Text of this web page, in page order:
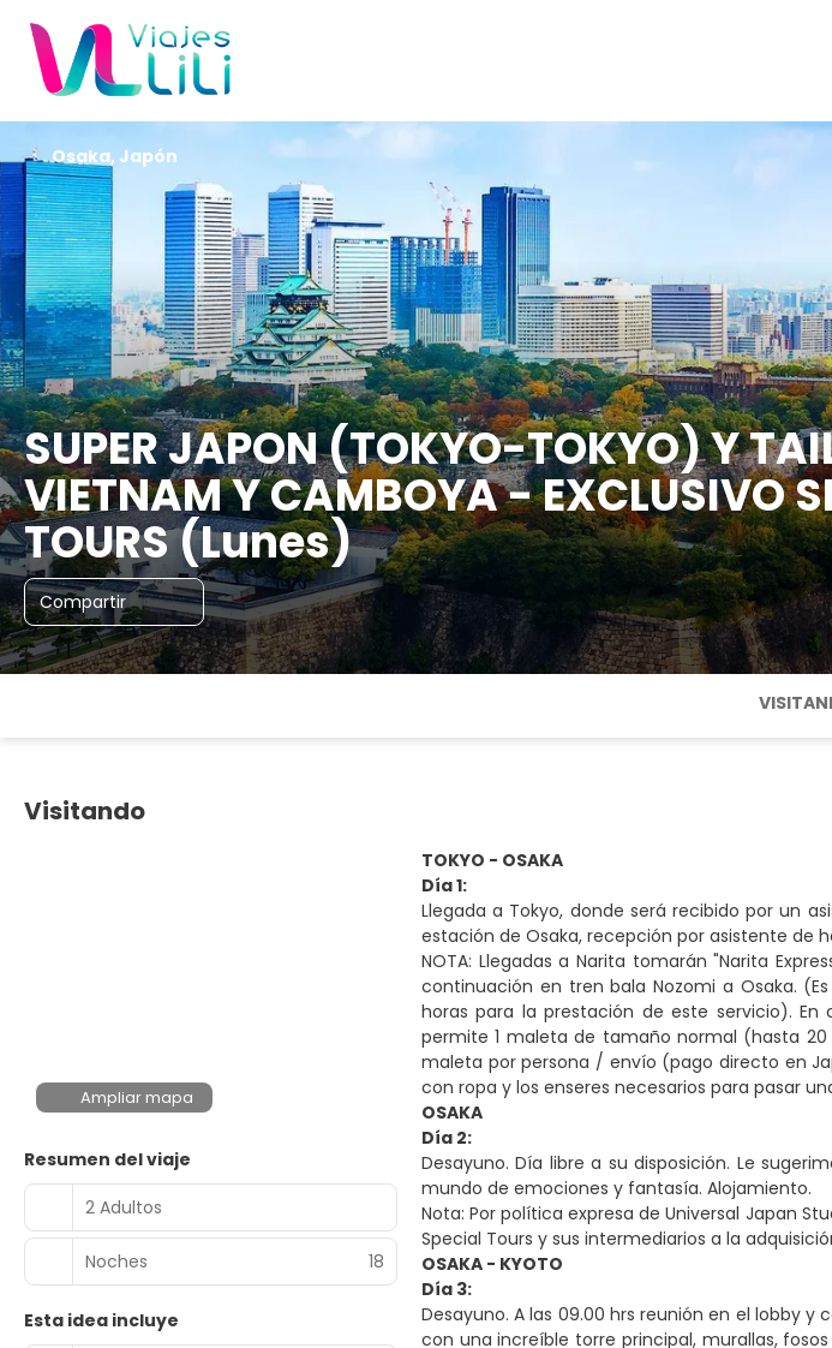
SUPER JAPON (TOKYO-TOKYO) Y
VIETNAM Y CAMBOYA - EXCLUSIVO
TOURS (Lunes)
Compartir
Osaka, Japón
Visitando
Ampliar mapa
Resumen del viaje
2 Adultos
Noches 18
Esta idea incluye
TOKYO - OSAKA
Día 1:
Llegada a Tokyo, donde será recibido por un
estación de Osaka, recepción por asistente de
NOTA: Llegadas a Narita tomarán "Narita
continuación en tren bala Nozomi a Osaka.
horas para la prestación de este servicio). En
permite 1 maleta de tamaño normal (hasta
maleta por persona / envío (pago directo en
con ropa y los enseres necesarios para pasar
OSAKA
Día 2:
Desayuno. Día libre a su disposición. Le
mundo de emociones y fantasía. Alojamiento.
Nota: Por política expresa de Universal Japan
Special Tours y sus intermediarios a la
OSAKA - KYOTO
Día 3:
Desayuno. A las 09.00 hrs reunión en el lobby
con una increíble torre principal, murallas,